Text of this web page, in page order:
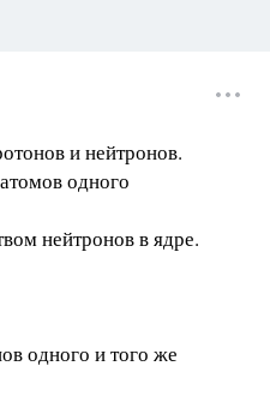
и нейтронов.
одного
нейтронов в ядре.
одного и того же